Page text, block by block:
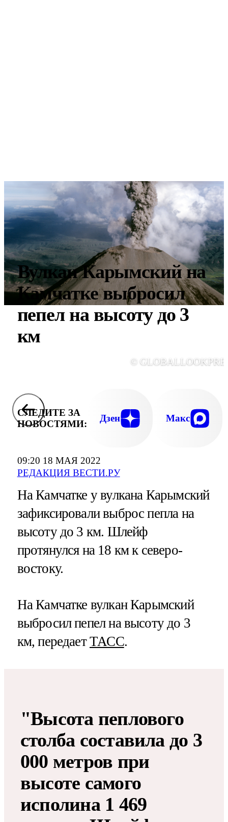
09:20 18 МАЯ 2022
РЕДАКЦИЯ ВЕСТИ.РУ
Вулкан Карымский на
Камчатке выбросил
пепел на высоту до 3
км
©
СЛЕДИТЕ ЗА
НОВОСТЯМИ:
Дзен Макс
На Камчатке у вулкана Карымский
зафиксировали выброс пепла на
высоту до 3 км. Шлейф
протянулся на 18 км к северо-
востоку.
На Камчатке вулкан Карымский
выбросил пепел на высоту до 3
км, передаетТАСС.
"Высота пеплового
столба составила до 3
000 метров при
высоте самого
исполина 1 469